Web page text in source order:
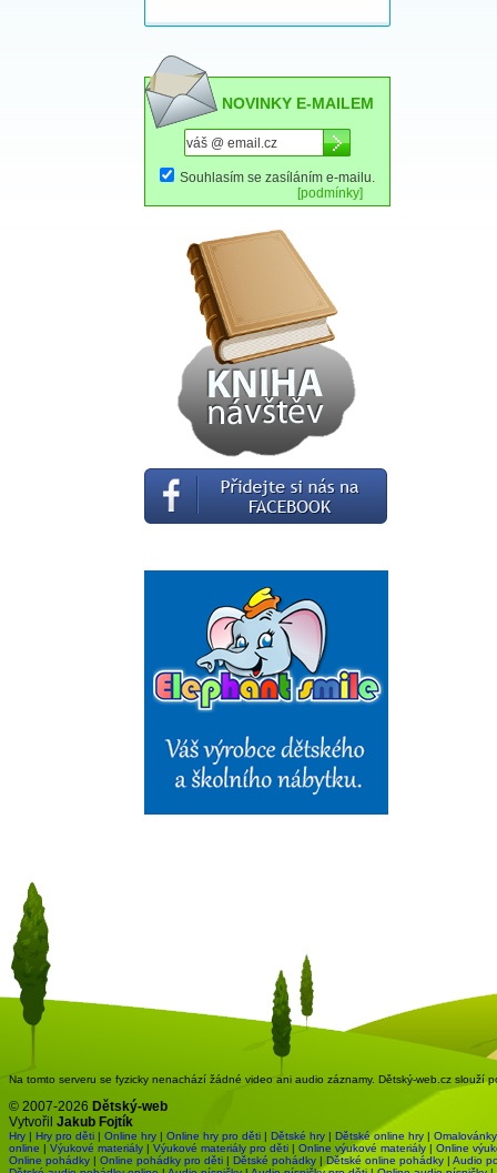
NOVINKY E-MAILEM
Souhlasím se zasíláním e-mailu.
[podmínky]
Na tomto serveru se fyzicky nenachází žádné video ani audio záznamy. Dětský-web.cz slouží
© 2007-2026 Dětský-web
Vytvořil Jakub Fojtík
Hry | Hry pro děti | Online hry | Online hry pro děti | Dětské hry | Dětské online hry | Omalovánky
online | Výukové materiály | Výukové materiály pro děti | Online výukové materiály | Online
Online pohádky | Online pohádky pro děti | Dětské pohádky | Dětské online pohádky | Audio